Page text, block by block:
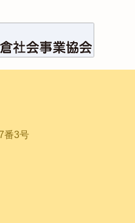
番3号